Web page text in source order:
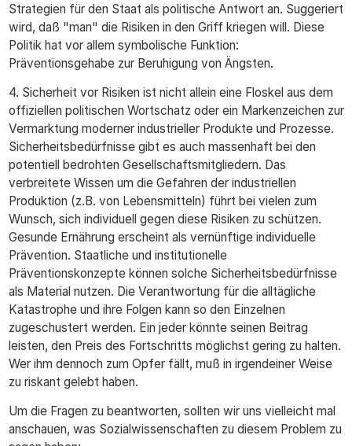
Strategien für den Staat als politische Antwort an. Suggeriert
wird, daß "man" die Risiken in den Griff kriegen will. Diese
Politik hat vor allem symbolische Funktion:
Präventionsgehabe zur Beruhigung von Ängsten.
4. Sicherheit vor Risiken ist nicht allein eine Floskel aus dem
offiziellen politischen Wortschatz oder ein Markenzeichen zur
Vermarktung moderner industrieller Produkte und Prozesse.
Sicherheitsbedürfnisse gibt es auch massenhaft bei den
potentiell bedrohten Gesellschaftsmitgliedern. Das
verbreitete Wissen um die Gefahren der industriellen
Produktion (z.B. von Lebensmitteln) führt bei vielen zum
Wunsch, sich individuell gegen diese Risiken zu schützen.
Gesunde Ernährung erscheint als vernünftige individuelle
Prävention. Staatliche und institutionelle
Präventionskonzepte können solche Sicherheitsbedürfnisse
als Material nutzen. Die Verantwortung für die alltägliche
Katastrophe und ihre Folgen kann so den Einzelnen
zugeschustert werden. Ein jeder könnte seinen Beitrag
leisten, den Preis des Fortschritts möglichst gering zu halten.
Wer ihm dennoch zum Opfer fällt, muß in irgendeiner Weise
zu riskant gelebt haben.
Um die Fragen zu beantworten, sollten wir uns vielleicht mal
anschauen, was Sozialwissenschaften zu diesem Problem zu